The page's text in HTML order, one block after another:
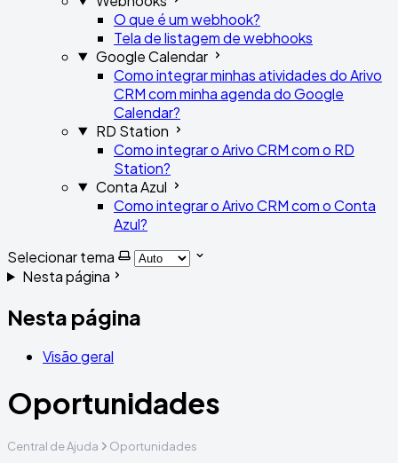
O que é um webhook?
Tela de listagem de webhooks
Google Calendar
Como integrar minhas atividades do Arivo
CRM com minha agenda do Google
Calendar?
RD Station
Como integrar o Arivo CRM com o RD
Station?
Conta Azul
Como integrar o Arivo CRM com o Conta
Azul?
Selecionar tema
Nesta página
Nesta página
Visão geral
Oportunidades
Central de Ajuda Oportunidades